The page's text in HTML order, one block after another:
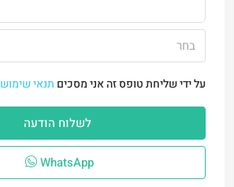
בחר
על ידי שליחת טופס זה אני מסכים תנאי שימוש
לשלוח הודעה
WhatsApp